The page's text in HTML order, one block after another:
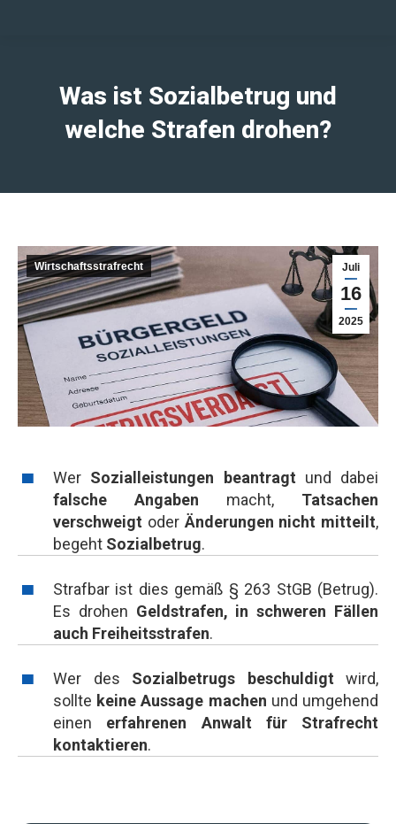
Was ist Sozialbetrug und
welche Strafen drohen?
Juli
16
2025
Wirtschaftsstrafrecht
Wer Sozialleistungen beantragt und dabei
falsche Angaben macht, Tatsachen
verschweigt oder Änderungen nicht mitteilt,
begeht Sozialbetrug.
Strafbar ist dies gemäß § 263 StGB (Betrug).
Es drohen Geldstrafen, in schweren Fällen
auch Freiheitsstrafen.
Wer des Sozialbetrugs beschuldigt wird,
sollte keine Aussage machen und umgehend
einen erfahrenen Anwalt für Strafrecht
kontaktieren.